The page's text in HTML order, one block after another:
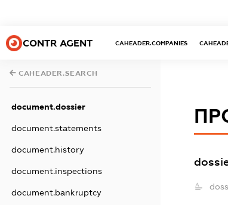
CONTR AGENT CAHEADER.COMPANIES
CAHEADER.SEARCH
document.dossier
document.statements
document.history
document.inspections
document.bankruptcy